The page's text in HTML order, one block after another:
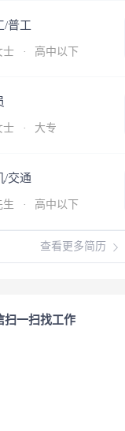
/普工
士 · 高中以下
士 · 大专
/交通
生 · 高中以下
查看更多简历
扫一扫找工作